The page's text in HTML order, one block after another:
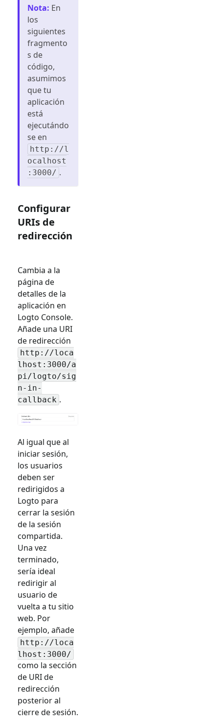
Nota: En
los
siguientes
fragmento
s de
código,
asumimos
que tu
aplicación
está
ejecutándo
se en
http://l
ocalhost
:3000/ .
Configurar
URIs de
redirección
Cambia a la
página de
detalles de la
aplicación en
Logto Console.
Añade una URI
de redirección
http://loca
lhost:3000/a
pi/logto/sig
n-in-
callback .
Al igual que al
iniciar sesión,
los usuarios
deben ser
redirigidos a
Logto para
cerrar la sesión
de la sesión
compartida.
Una vez
terminado,
sería ideal
redirigir al
usuario de
vuelta a tu sitio
web. Por
ejemplo, añade
http://loca
lhost:3000/
como la sección
de URI de
redirección
posterior al
cierre de sesión.